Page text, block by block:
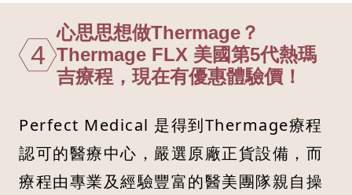
4
心思思想做Thermage？
Thermage FLX 美國第5代熱瑪
吉療程，現在有優惠體驗價！
Perfect Medical 是得到Thermage療程
認可的醫療中心，嚴選原廠正貨設備，而
療程由專業及經驗豐富的醫美團隊親自操